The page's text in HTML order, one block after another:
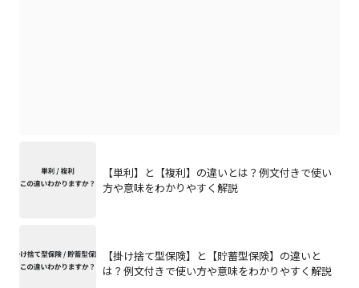
【単利】と【複利】の違いとは？例文付きで使い
方や意味をわかりやすく解説
【掛け捨て型保険】と【貯蓄型保険】の違いと
は？例文付きで使い方や意味をわかりやすく解説